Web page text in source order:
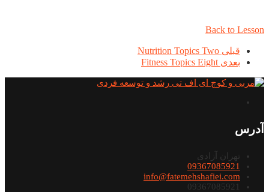
Back to Lesson
قبلی Nutrition Topics Two
بعدی Fitness Topics Eight
آدرس
تهران آزادی
09367085921
info@fatemehshafiei.com
09367085921